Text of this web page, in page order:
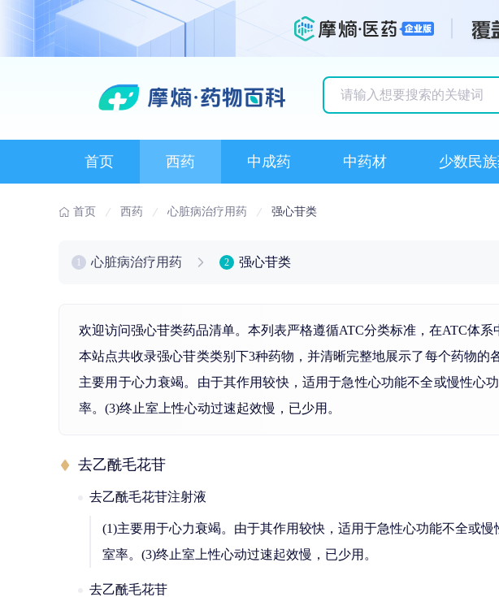
首页 西药 中成药 中药材 少数民
首页 西药 心脏病治疗用药 强心苷类
心脏病治疗用药 2 强心苷类
欢迎访问强心苷类药品清单。本列表严格遵循ATC分类标准，在ATC体
本站点共收录强心苷类类别下3种药物，并清晰完整地展示了每个药物
主要用于心力衰竭。由于其作用较快，适用于急性心功能不全或慢性心
率。(3)终止室上性心动过速起效慢，已少用。
去乙酰毛花苷
去乙酰毛花苷注射液
(1)主要用于心力衰竭。由于其作用较快，适用于急性心功能不全或
室率。(3)终止室上性心动过速起效慢，已少用。
去乙酰毛花苷